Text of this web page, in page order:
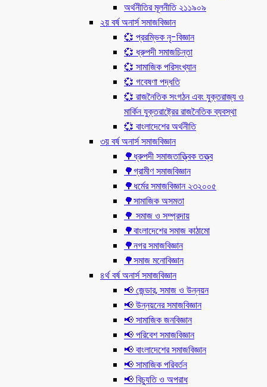
অর্থনীতির মূলনীতি ২১১৯০৯
২য় বর্ষ অনার্স সমাজবিজ্ঞান
💞 প্ররম্ভিক নৃ-বিজ্ঞান
💞 ধ্রুপদী সমাজচিন্তা
💞 সামাজিক পরিসংখ্যান
💞 গবেষণা পদ্ধতি
💞 রাজনৈতিক সংগঠন এবং যুক্তরাজ্য ও
মার্কিন যুক্তরাষ্ট্রের রাজনৈতিক ব্যবস্থা
💞 বাংলাদেশের অর্থনীতি
৩য় বর্ষ অনার্স সমাজবিজ্ঞান
🌳ধ্রুপদী সমাজতাত্ত্বিক তত্ত্ব
🌳গ্রামীণ সমাজবিজ্ঞান
🌳ধর্মের সমাজবিজ্ঞান ২৩২০০৫
🌳সামাজিক অসমতা
🌳 সমাজ ও সম্প্রদায়
🌳বাংলাদেশের সমাজ কাঠামো
🌳নগর সমাজবিজ্ঞান
🌳সমাজ মনোবিজ্ঞান
৪র্থ বর্ষ অনার্স সমাজবিজ্ঞান
📢 জেন্ডার, সমাজ ও উন্নয়ন
📢 উন্নয়নের সমাজবিজ্ঞান
📢 সামাজিক জনবিজ্ঞান
📢 পরিবেশ সমাজবিজ্ঞান
📢 বাংলাদেশের সমাজবিজ্ঞান
📢 সামাজিক পরিবর্তন
📢 বিচ্যুতি ও অপরাধ